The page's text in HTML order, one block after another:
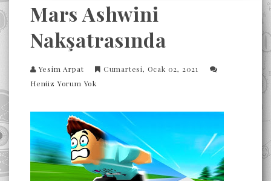
Mars Ashwini
Nakşatrasında
Yesim Arpat
Cumartesi, Ocak 02, 2021
Henüz Yorum Yok